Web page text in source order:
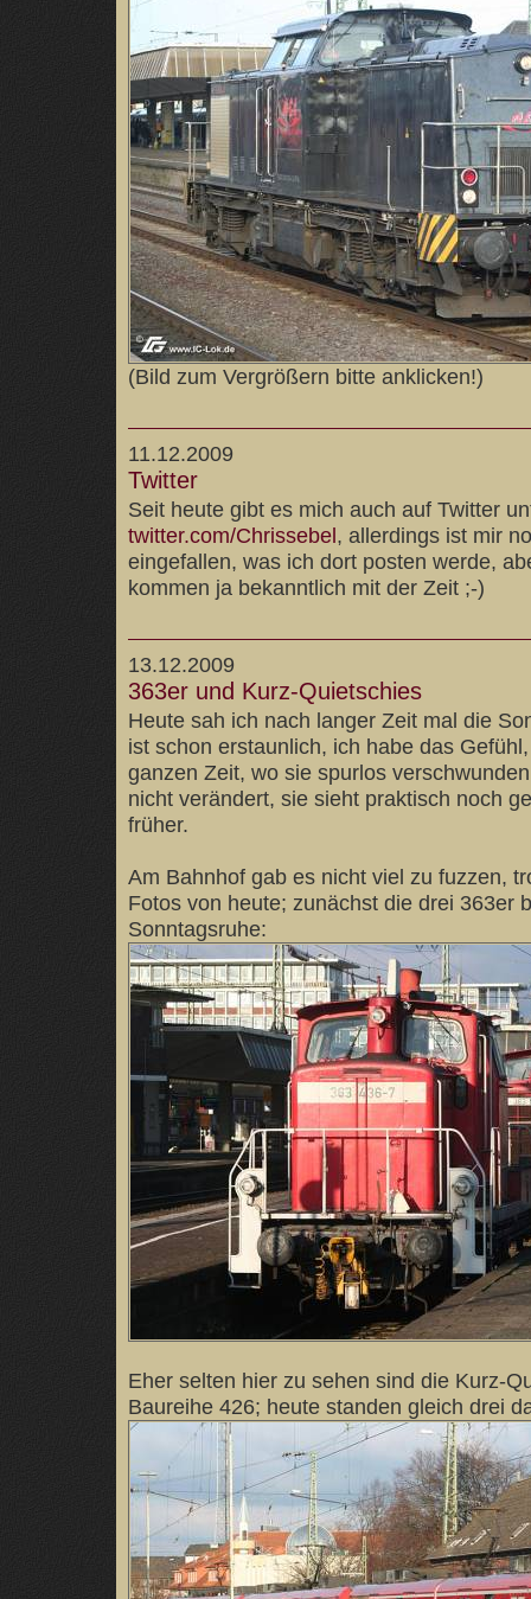
(Bild zum Vergrößern bitte anklicken!)
11.12.2009
Twitter
Seit heute gibt es mich auch auf Twitter
twitter.com/Chrissebel, allerdings ist mir
eingefallen, was ich dort posten werde,
kommen ja bekanntlich mit der Zeit ;-)
13.12.2009
363er und Kurz-Quietschies
Heute sah ich nach langer Zeit mal die
ist schon erstaunlich, ich habe das
ganzen Zeit, wo sie spurlos
nicht verändert, sie sieht praktisch noch
früher.
Am Bahnhof gab es nicht viel zu fuzzen,
Fotos von heute; zunächst die drei 363er
Sonntagsruhe:
Eher selten hier zu sehen sind die Kurz-
Baureihe 426; heute standen gleich drei